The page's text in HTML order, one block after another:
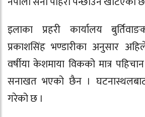
इलाका प्रहरी कार्यालय
प्रकाशसिंह भण्डारीका अनुसार
वर्षीया केशमाया विकको मात्र
सनाखत भएको छैन ।
गरेको छ ।